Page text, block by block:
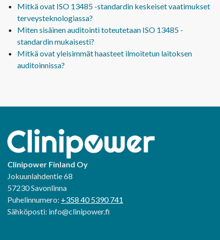
Mitkä ovat ISO 13485 -standardin keskeiset vaatimukset
terveysteknologiassa?
Miten sisäinen auditointi toteutetaan ISO 13485 -
standardin mukaisesti?
Mitkä ovat yleisimmät haasteet ilmoitetun laitoksen
auditoinnissa?
Clinipower Finland Oy
Jokuunlahdentie 68
57230 Savonlinna
Puhelinnumero: +358 40 5390 741
Sähköposti: info@clinipower.fi